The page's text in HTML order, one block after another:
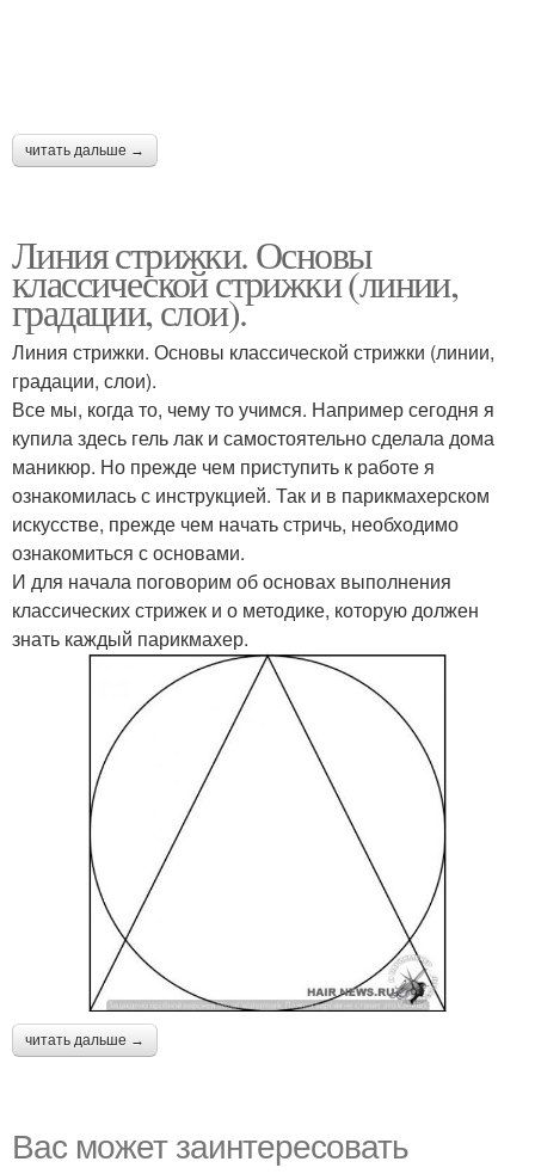
читать дальше →
Линия стрижки. Основы
классической стрижки (линии,
градации, слои).
Линия стрижки. Основы классической стрижки (линии,
градации, слои).
Все мы, когда то, чему то учимся. Например сегодня я
купила здесь гель лак и самостоятельно сделала дома
маникюр. Но прежде чем приступить к работе я
ознакомилась с инструкцией. Так и в парикмахерском
искусстве, прежде чем начать стричь, необходимо
ознакомиться с основами.
И для начала поговорим об основах выполнения
классических стрижек и о методике, которую должен
знать каждый парикмахер.
читать дальше →
Вас может заинтересовать